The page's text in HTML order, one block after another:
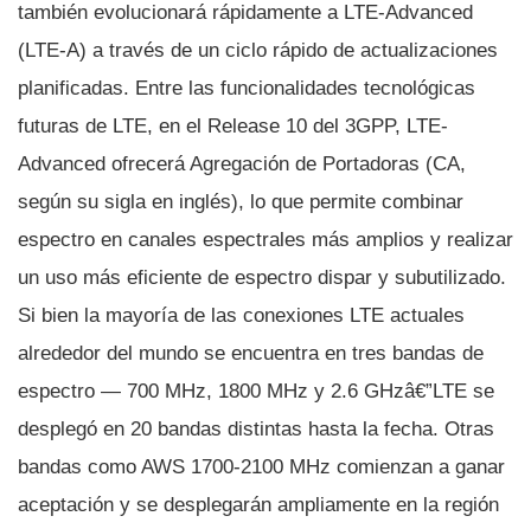
también evolucionará rápidamente a LTE-Advanced
(LTE-A) a través de un ciclo rápido de actualizaciones
planificadas. Entre las funcionalidades tecnológicas
futuras de LTE, en el Release 10 del 3GPP, LTE-
Advanced ofrecerá Agregación de Portadoras (CA,
según su sigla en inglés), lo que permite combinar
espectro en canales espectrales más amplios y realizar
un uso más eficiente de espectro dispar y subutilizado.
Si bien la mayorí­a de las conexiones LTE actuales
alrededor del mundo se encuentra en tres bandas de
espectro — 700 MHz, 1800 MHz y 2.6 GHzâ€”LTE se
desplegó en 20 bandas distintas hasta la fecha. Otras
bandas como AWS 1700-2100 MHz comienzan a ganar
aceptación y se desplegarán ampliamente en la región